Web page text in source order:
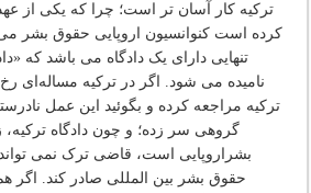
ترکیه کار آسان تر است؛ چرا که یکی از
کرده است کنوانسیون اروپایی حقوق بشر می
تنهایی دارای یک دادگاه می باشد که
نامیده می شود. اگر در ترکیه مساله‌ای رخ
ترکیه مراجعه کرده و بگوئید این عمل
گروهی سر زده؛ و چون دادگاه
بشراروپایی است، قاضی ترک نمی
حقوق بشر بین المللی صادر کند. اگر